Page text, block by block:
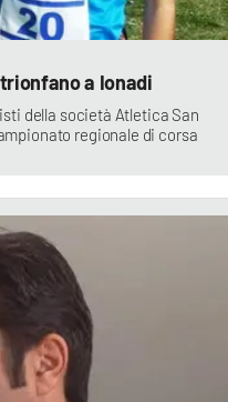
a Ionadi
della società Atletica San
regionale di corsa